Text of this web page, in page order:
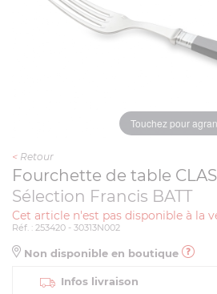
Touchez pour
< Retour
Fourchette de table
Sélection Francis BATT
Cet article n'est pas disponible à la
Réf. : 253420 - 30313N002
Non disponible en boutique
Infos livraison